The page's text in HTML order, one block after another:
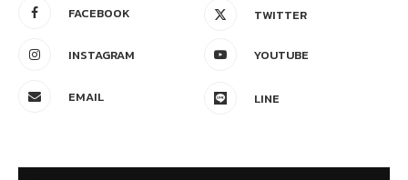
FACEBOOK TWITTER
INSTAGRAM YOUTUBE
EMAIL LINE